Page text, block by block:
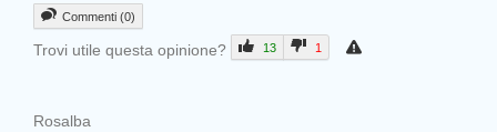
Commenti (0)
Trovi utile questa opinione? 13 1
Rosalba